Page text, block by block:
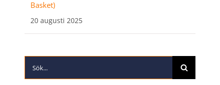
Basket)
20 augusti 2025
Sök
efter: